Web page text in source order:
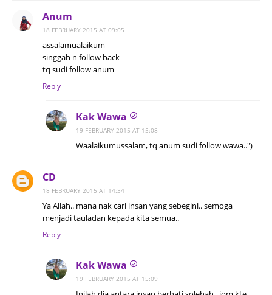
Anum
18 FEBRUARY 2015 AT 09:05
assalamualaikum
singgah n follow back
tq sudi follow anum
Reply
Kak Wawa
19 FEBRUARY 2015 AT 15:08
Waalaikumussalam, tq anum sudi follow wawa..")
CD
18 FEBRUARY 2015 AT 14:34
Ya Allah.. mana nak cari insan yang sebegini.. semoga
menjadi tauladan kepada kita semua..
Reply
Kak Wawa
19 FEBRUARY 2015 AT 15:09